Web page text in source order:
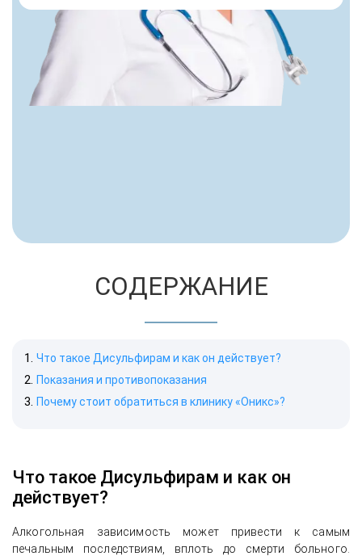
СОДЕРЖАНИЕ
Что такое Дисульфирам и как он действует?
Показания и противопоказания
Почему стоит обратиться в клинику «Оникс»?
Что такое Дисульфирам и как он
действует?
Алкогольная зависимость может привести к самым
печальным последствиям, вплоть до смерти больного.